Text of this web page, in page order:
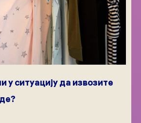
у ситуацију да извозите